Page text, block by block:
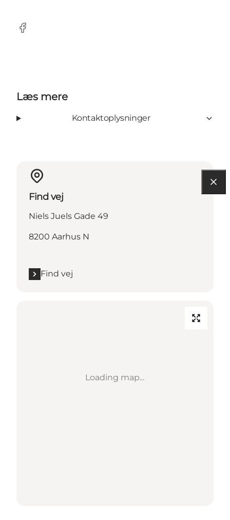
Facebook
Læs mere
Kontaktoplysninger
Find vej
Niels Juels Gade 49
8200 Aarhus N
Find vej
Loading map...